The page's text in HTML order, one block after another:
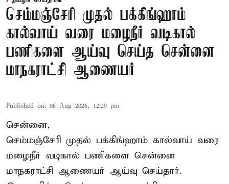
செம்மஞ்சேரி முதல் பக்கிங்ஹாம்
கால்வாய் வரை மழைநீர் வடிகால்
பணிகளை ஆய்வு செய்த சென்னை
மாநகராட்சி ஆணையர்
Published on: 08 Aug 2026, 12:29 pm
சென்னை,
செம்மஞ்சேரி முதல் பக்கிங்ஹாம் கால்வாய் வரை
மழைநீர் வடிகால் பணிகளை சென்னை
மாநகராட்சி ஆணையர் ஆய்வு செய்தார்.